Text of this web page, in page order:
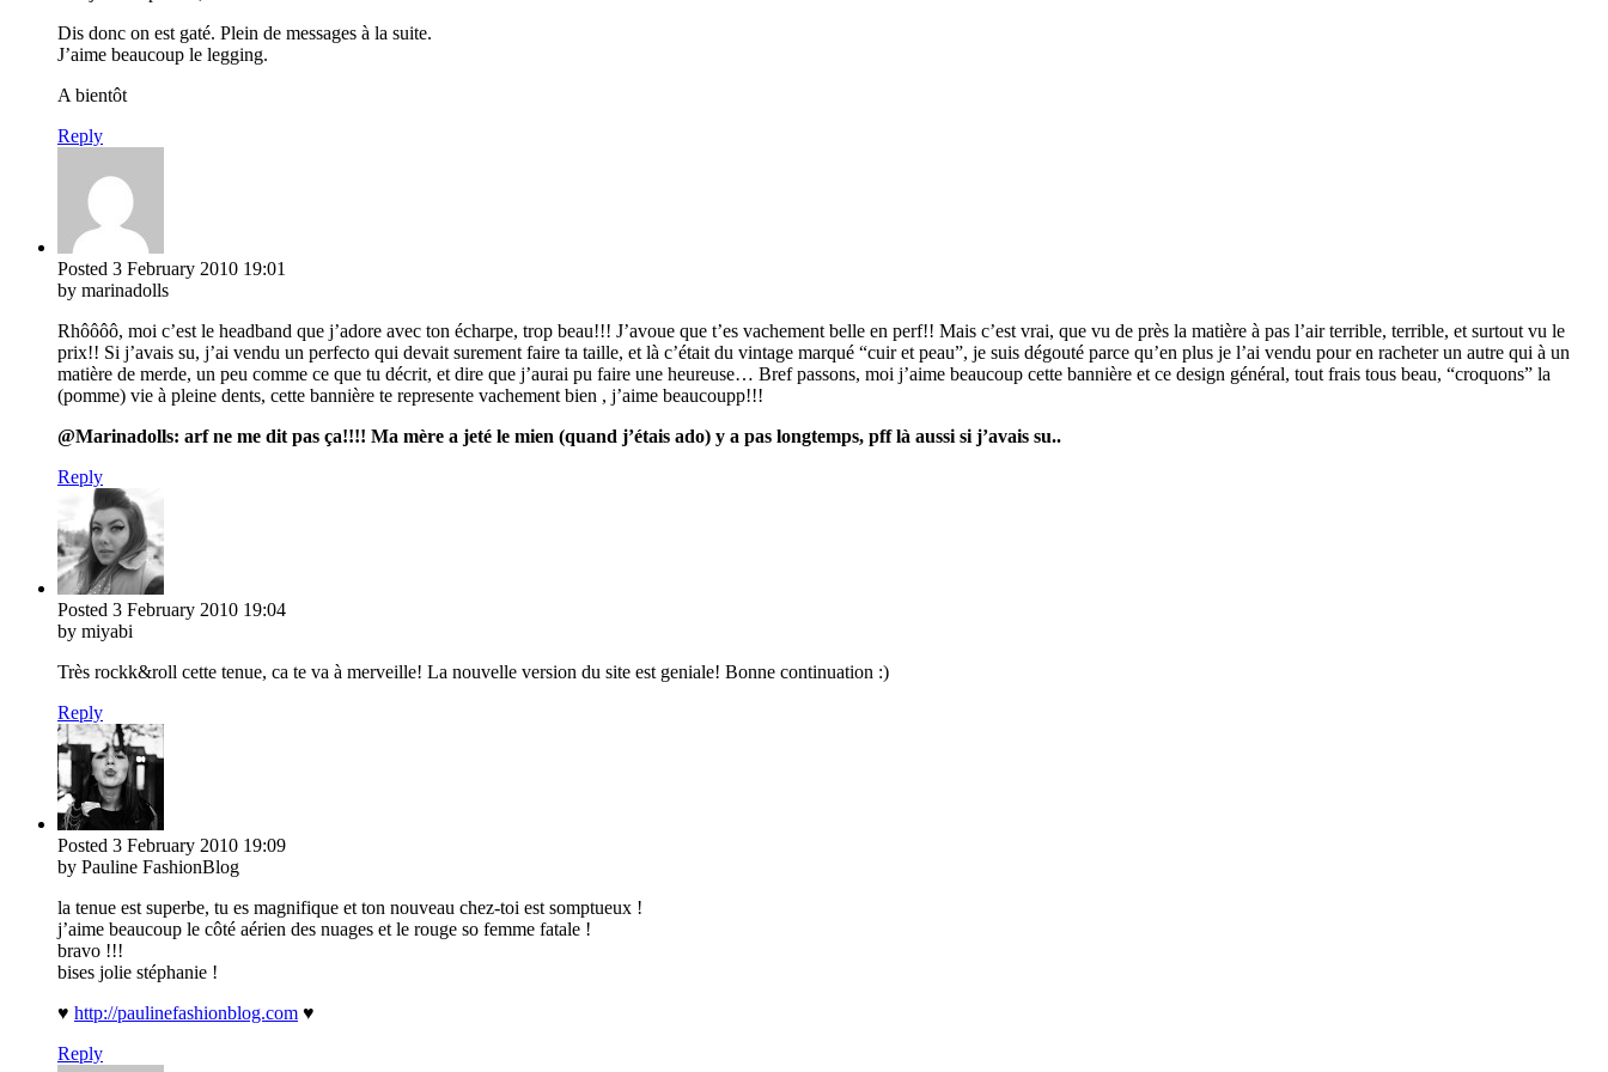
Dis donc on est gaté. Plein de messages à la suite.
J’aime beaucoup le legging.
A bientôt
Reply
Posted 3 February 2010 19:01
by marinadolls
Rhôôôô, moi c’est le headband que j’adore avec ton écharpe, trop beau!!! J’avoue que t’es vachement belle en perf!! Mais c’est vrai, que vu de près la matière à pas l’air terrible, terrible, et surtout vu le
prix!! Si j’avais su, j’ai vendu un perfecto qui devait surement faire ta taille, et là c’était du vintage marqué “cuir et peau”, je suis dégouté parce qu’en plus je l’ai vendu pour en racheter un autre qui à un
matière de merde, un peu comme ce que tu décrit, et dire que j’aurai pu faire une heureuse… Bref passons, moi j’aime beaucoup cette bannière et ce design général, tout frais tous beau, “croquons” la
(pomme) vie à pleine dents, cette bannière te represente vachement bien , j’aime beaucoupp!!!
@Marinadolls: arf ne me dit pas ça!!!! Ma mère a jeté le mien (quand j’étais ado) y a pas longtemps, pff là aussi si j’avais su..
Reply
Posted 3 February 2010 19:04
by miyabi
Très rockk&roll cette tenue, ca te va à merveille! La nouvelle version du site est geniale! Bonne continuation :)
Reply
Posted 3 February 2010 19:09
by Pauline FashionBlog
la tenue est superbe, tu es magnifique et ton nouveau chez-toi est somptueux !
j’aime beaucoup le côté aérien des nuages et le rouge so femme fatale !
bravo !!!
bises jolie stéphanie !
♥ http://paulinefashionblog.com ♥
Reply